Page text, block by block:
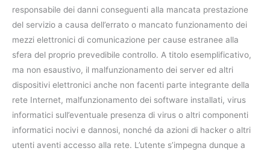
responsabile dei danni conseguenti alla mancata prestazione
del servizio a causa dell’errato o mancato funzionamento dei
mezzi elettronici di comunicazione per cause estranee alla
sfera del proprio prevedibile controllo. A titolo esemplificativo,
ma non esaustivo, il malfunzionamento dei server ed altri
dispositivi elettronici anche non facenti parte integrante della
rete Internet, malfunzionamento dei software installati, virus
informatici sull’eventuale presenza di virus o altri componenti
informatici nocivi e dannosi, nonché da azioni di hacker o altri
utenti aventi accesso alla rete. L’utente s’impegna dunque a